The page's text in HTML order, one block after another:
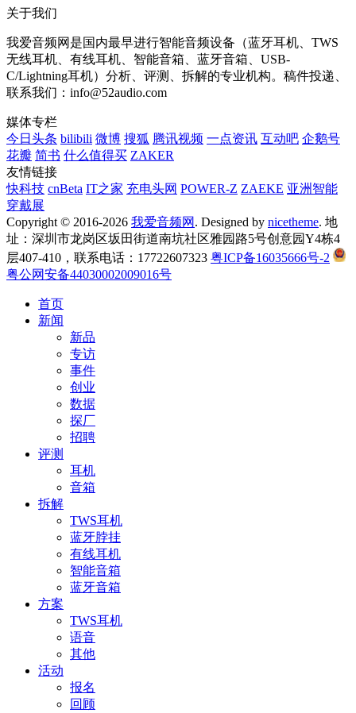
关于我们
我爱音频网是国内最早进行智能音频设备（蓝牙耳机、TWS
无线耳机、有线耳机、智能音箱、蓝牙音箱、USB-
C/Lightning耳机）分析、评测、拆解的专业机构。稿件投递、
联系我们：info@52audio.com
媒体专栏
今日头条 bilibili 微博 搜狐 腾讯视频 一点资讯 互动吧 企鹅号
花瓣 简书 什么值得买 ZAKER
友情链接
快科技 cnBeta IT之家 充电头网 POWER-Z ZAEKE 亚洲智能
穿戴展
Copyright © 2016-2026 我爱音频网 . Designed by nicetheme. 地
址：深圳市龙岗区坂田街道南坑社区雅园路5号创意园Y4栋4
层407-410，联系电话：17722607323 粤ICP备16035666号-2
粤公网安备44030002009016号
首页
新闻
新品
专访
事件
创业
数据
探厂
招聘
评测
耳机
音箱
拆解
TWS耳机
蓝牙脖挂
有线耳机
智能音箱
蓝牙音箱
方案
TWS耳机
语音
其他
活动
报名
回顾